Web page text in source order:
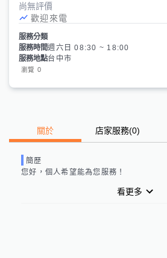
尚無評價
歡迎來電
服務分類
服務時間週六日 08:30 ~ 18:00
服務地點台中市
瀏覽 0
關於 店家服務(0)
簡歷
您好， 個人希望能為您服務！
看更多